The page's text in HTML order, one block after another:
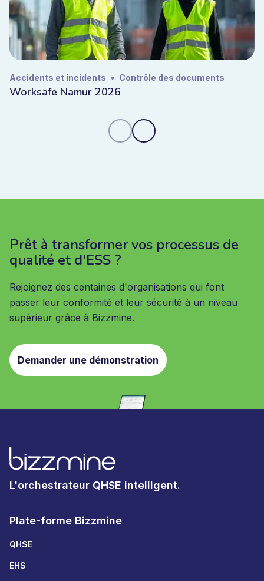
Accidents et incidents • Contrôle des documents
Worksafe Namur 2026
Prêt à transformer vos processus de
qualité et d'ESS ?
Rejoignez des centaines d'organisations qui font
passer leur conformité et leur sécurité à un niveau
supérieur grâce à Bizzmine.
Demander une démonstration
L'orchestrateur QHSE intelligent.
Plate-forme Bizzmine
QHSE
EHS